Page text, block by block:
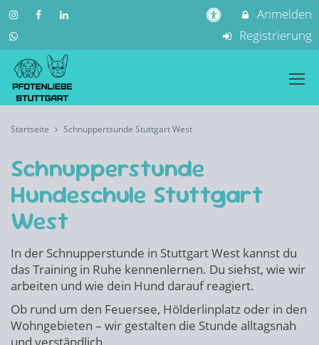
Anmelden
Registrierung
Startseite Schnuppertsunde Stuttgart West
Schnupperstunde
Hundeschule Stuttgart
West
In der Schnupperstunde in Stuttgart West kannst du
das Training in Ruhe kennenlernen. Du siehst, wie wir
arbeiten und wie dein Hund darauf reagiert.
Ob rund um den Feuersee, Hölderlinplatz oder in den
Wohngebieten – wir gestalten die Stunde alltagsnah